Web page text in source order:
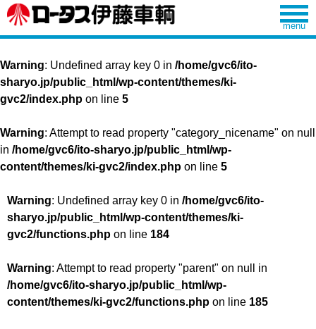
Warning: Undefined array key 0 in /home/gvc6/ito-
sharyo.jp/public_html/wp-content/themes/ki-
gvc2/index.php on line 5
Warning: Attempt to read property "category_nicename" on null
in /home/gvc6/ito-sharyo.jp/public_html/wp-
content/themes/ki-gvc2/index.php on line 5
Warning: Undefined array key 0 in /home/gvc6/ito-
sharyo.jp/public_html/wp-content/themes/ki-
gvc2/functions.php on line 184
Warning: Attempt to read property "parent" on null in
/home/gvc6/ito-sharyo.jp/public_html/wp-
content/themes/ki-gvc2/functions.php on line 185